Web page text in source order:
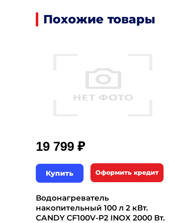
Похожие товары
19 799 ₽
Купить Оформить кредит
Водонагреватель
накопительный 100 л 2 кВт.
CANDY CF100V-P2 INOX 2000 Вт.